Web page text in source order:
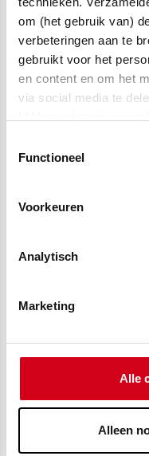
om (het gebruik van)
verbeteringen aan te
gebruikt voor het
en content en om het
via social media te
vragen lees je in
Functioneel
Voorkeuren
Analytisch
Marketing
Alle
Alleen
voorbeeldwoning.
komen kijken om
wat er in hun